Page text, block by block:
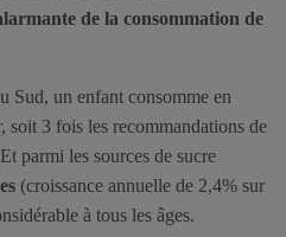
de la consommation de
Sud, un enfant consomme en
soit 3 fois les recommandations de
parmi les sources de sucre
(croissance annuelle de 2,4% sur
à tous les âges.